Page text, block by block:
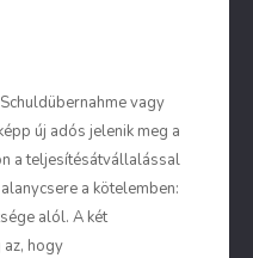
vagy
új adós jelenik meg a
a teljesítésátvállalással
a kötelemben:
alól. A két
hogy